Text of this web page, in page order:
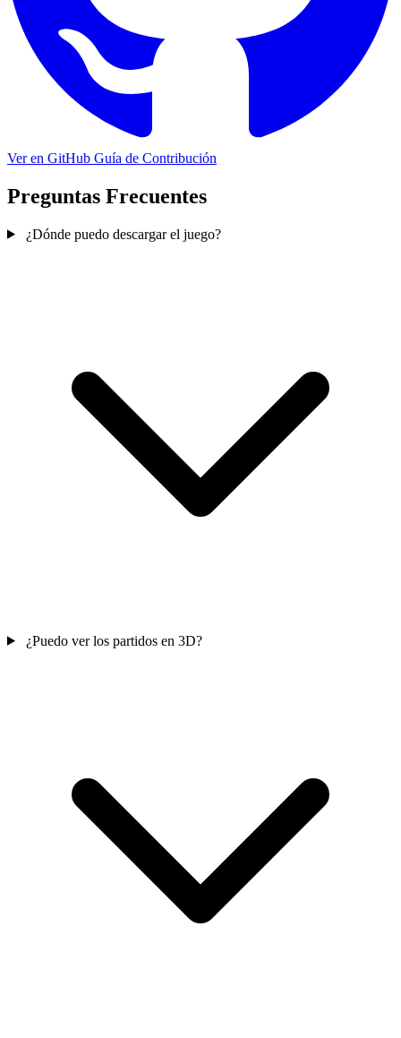
Ver en GitHub Guía de Contribución
Preguntas Frecuentes
¿Dónde puedo descargar el juego?
¿Puedo ver los partidos en 3D?